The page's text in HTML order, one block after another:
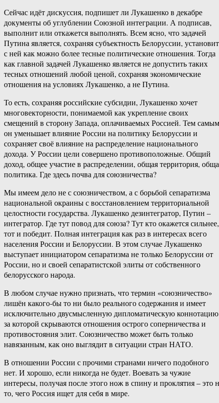
Сейчас идёт дискуссия, подпишет ли Лукашенко в декабре
документы об углублении Союзной интеграции. А подписав,
выполнит или откажется выполнять. Всем ясно, что задачей
Путина является, сохраняя субъектность Белоруссии,
с ней как можно более тесные политические отношения. Тогда
как главной задачей Лукашенко является не допустить таких
тесных отношений любой ценой, сохраняя экономические
отношения на условиях Лукашенко, а не Путина.
То есть, сохраняя российские субсидии, Лукашенко хочет
многовекторности, понимаемой как укрепление своих
смещений в сторону Запада, оплачиваемых Россией. Тем самым
он уменьшает влияние России на политику Белоруссии и
сохраняет своё влияние на распределение национального
дохода. У России цели совершено противоположные. Общий
доход, общее участие в распределении, общая территория,
политика. Где здесь почва для союзничества?
Мы имеем дело не с союзничеством, а с борьбой сепаратизма
национальной окраины с восстановлением территориальной
целостности государства. Лукашенко дезинтегратор, Путин –
интегратор. Где тут повод для союза? Тут кто окажется сильнее,
тот и победит. Полная интеграция как раз в интересах всего
населения России и Белоруссии. В этом случае Лукашенко
выступает инициатором сепаратизма не только Белоруссии от
России, но и своей сепаратистской элиты от собственного
белорусского народа.
В любом случае нужно признать, что термин «союзничество»
лишён какого-бы то ни было реального содержания и имеет
исключительно двусмысленную дипломатическую
за которой скрываются отношения острого соперничества и
противостояния элит. Союзничество может быть только
навязанным, как оно выглядит в ситуации стран НАТО.
В отношении России с прочими странами ничего подобного
нет. И хорошо, если никогда не будет. Воевать за чужие
интересы, получая после этого нож в спину и проклятия – это
то, чего Россия ищет для себя в мире.